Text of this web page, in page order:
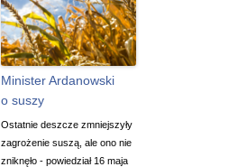
Minister Ardanowski
o suszy
Ostatnie deszcze zmniejszyły
zagrożenie suszą, ale ono nie
zniknęło - powiedział 16 maja